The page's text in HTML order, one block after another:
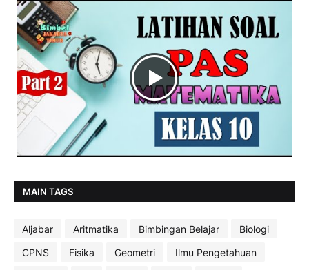
MAIN TAGS
Aljabar Aritmatika Bimbingan Belajar
Biologi
CPNS
Fisika Geometri
Ilmu Pengetahuan